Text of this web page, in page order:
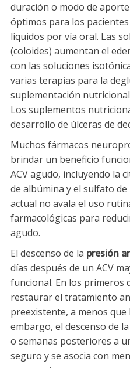
duración o modo de
óptimos para los
líquidos por vía oral. Las
(coloides) aumentan el
con las soluciones
varias terapias para la
suplementación
Los suplementos
desarrollo de úlceras de
Muchos fármacos
brindar un beneficio
ACV agudo, incluyendo la
de albúmina y el sulfato de
actual no avala el uso
farmacológicas para
agudo.
El descenso de la presión
días después de un ACV
funcional. En los primeros
restaurar el tratamiento
preexistente, a menos que
embargo, el descenso de
o semanas posteriores a
seguro y se asocia con